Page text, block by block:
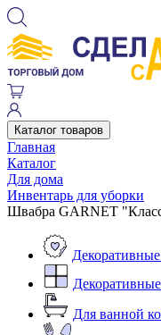
Каталог товаров
Главная
Каталог
Для дома
Инвентарь для уборки
Швабра GARNET
Для ванной